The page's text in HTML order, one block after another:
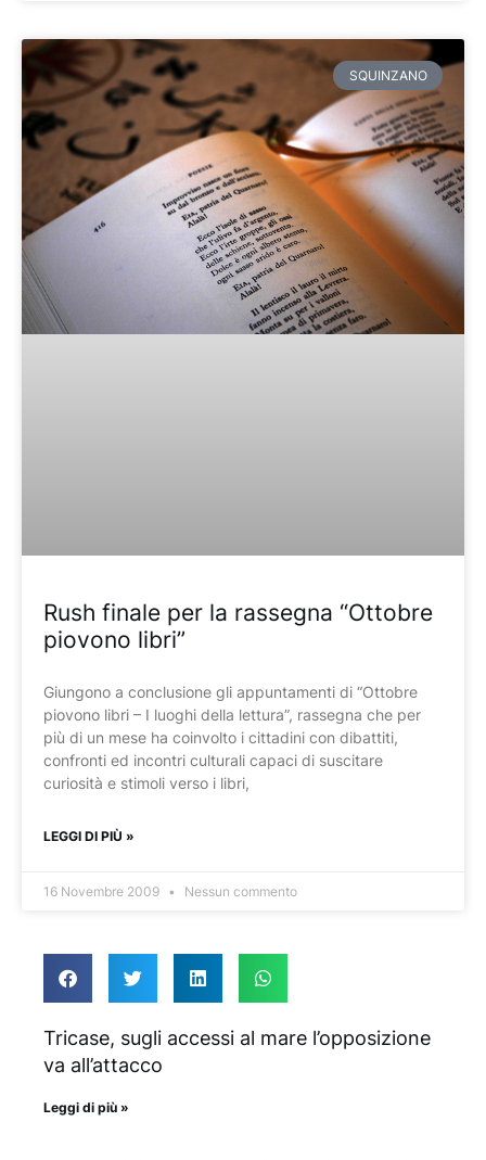
SQUINZANO
Rush finale per la rassegna “Ottobre
piovono libri”
Giungono a conclusione gli appuntamenti di “Ottobre
piovono libri – I luoghi della lettura”, rassegna che per
più di un mese ha coinvolto i cittadini con dibattiti,
confronti ed incontri culturali capaci di suscitare
curiosità e stimoli verso i libri,
LEGGI DI PIÙ »
16 Novembre 2009 Nessun commento
Tricase, sugli accessi al mare l’opposizione
va all’attacco
Leggi di più »